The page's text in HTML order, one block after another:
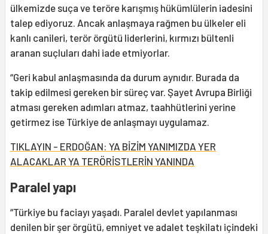
ülkemizde suça ve teröre karışmış hükümlülerin iadesini
talep ediyoruz. Ancak anlaşmaya rağmen bu ülkeler eli
kanlı canileri, terör örgütü liderlerini, kırmızı bültenli
aranan suçluları dahi iade etmiyorlar.
“Geri kabul anlaşmasında da durum aynıdır. Burada da
takip edilmesi gereken bir süreç var. Şayet Avrupa Birliği
atması gereken adımları atmaz, taahhütlerini yerine
getirmez ise Türkiye de anlaşmayı uygulamaz.
TIKLAYIN - ERDOĞAN: YA BİZİM YANIMIZDA YER
ALACAKLAR YA TERÖRİSTLERİN YANINDA
Paralel yapı
“Türkiye bu faciayı yaşadı. Paralel devlet yapılanması
denilen bir şer örgütü, emniyet ve adalet teşkilatı içindeki